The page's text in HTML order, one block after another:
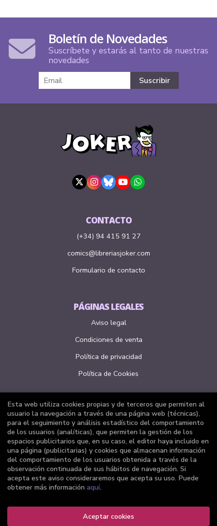
Boletín de Novedades
Suscríbete y estarás al tanto de nuestras
novedades
CONTACTO
(+34) 94 415 91 27
comics@libreriasjoker.com
Formulario de contacto
PÁGINAS LEGALES
Aviso legal
Condiciones de venta
Política de privacidad
Política de Cookies
ATENCIÓN AL CLIENTE
Quiénes somos
Pedidos especiales
Formulario de desistimiento
Librería Joker. Todos los Derechos Reservados |
Esta web utiliza cookies propias y de terceros que permiten al
usuario la navegación a través de una página web (técnicas),
para el seguimiento y análisis estadístico del comportamiento
de los usuarios (analíticas), que permiten la gestión de los
espacios publicitarios que, en su caso, el editor haya incluido en
una página (publicitarias) y cookies que almacenan información
del comportamiento de los usuarios obtenida a través de la
observación continuada de sus hábitos de navegación. Si
acepta este aviso consideraremos que acepta su uso. Puede
obtener más información aquí.
Aceptar cookies